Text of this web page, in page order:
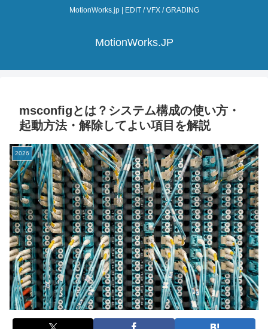
MotionWorks.jp | EDIT / VFX / GRADING
MotionWorks.JP
msconfigとは？システム構成の使い方・
起動方法・解除してよい項目を解説
2026